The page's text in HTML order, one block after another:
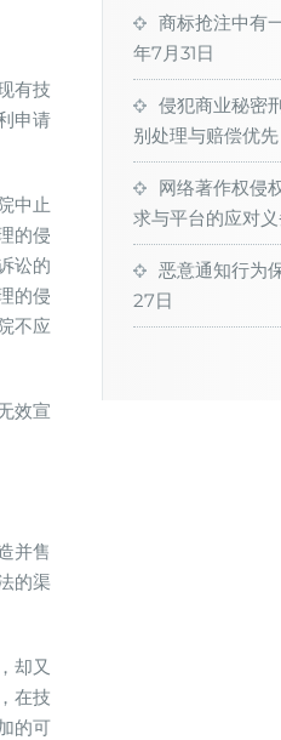
有技
申请
中止
的侵
讼的
的侵
不应
效宣
并售
的渠
却又
在技
的可
商标抢注中有
年7月31日
侵犯商业秘密
别处理与赔偿优先
网络著作权侵
求与平台的应对
恶意通知行为
27日